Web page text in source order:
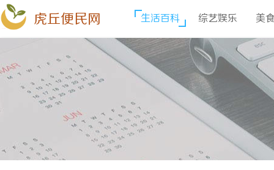
虎丘便民网 生活百科 综艺娱乐 美